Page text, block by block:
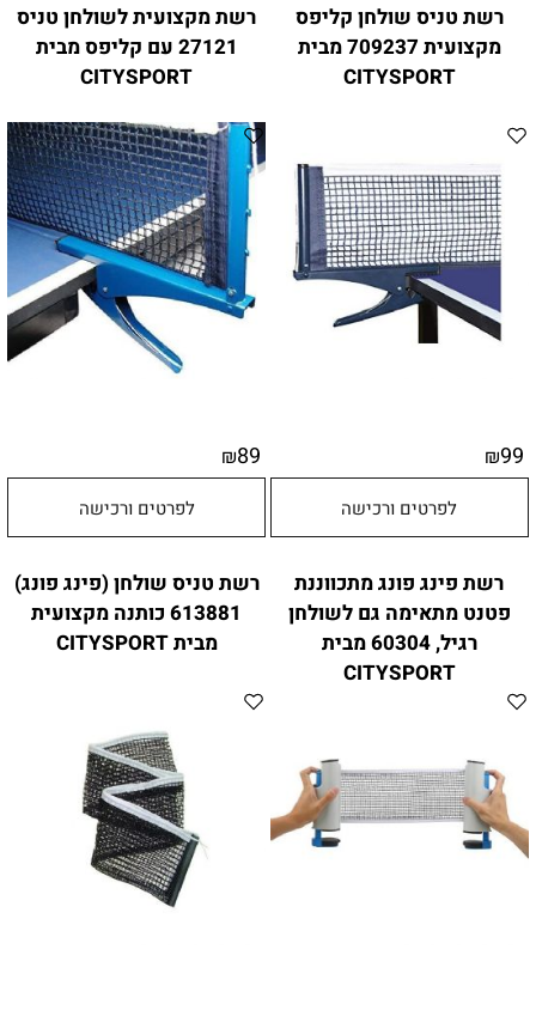
רשת טניס שולחן קליפס
מקצועית 709237 מבית
CITYSPORT
₪99
לפרטים ורכישה
רשת מקצועית לשולחן טניס
27121 עם קליפס מבית
CITYSPORT
₪89
לפרטים ורכישה
רשת פינג פונג מתכווננת
פטנט מתאימה גם לשולחן
רגיל, 60304 מבית
CITYSPORT
רשת טניס שולחן (פינג פונג)
613881 כותנה מקצועית
מבית CITYSPORT